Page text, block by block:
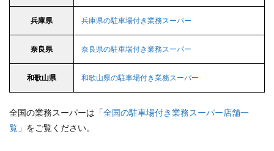
兵庫県 兵庫県の駐車場付き業務スーパー
奈良県 奈良県の駐車場付き業務スーパー
和歌山県 和歌山県の駐車場付き業務スーパー
全国の業務スーパーは「全国の駐車場付き業務スーパー店舗一
覧 」をご覧ください。